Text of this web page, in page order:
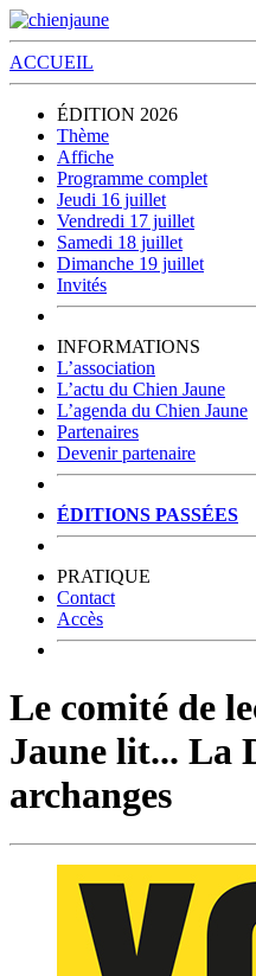
ACCUEIL
ÉDITION 2026
Thème
Affiche
Programme complet
Jeudi 16 juillet
Vendredi 17 juillet
Samedi 18 juillet
Dimanche 19 juillet
Invités
INFORMATIONS
L’association
L’actu du Chien Jaune
L’agenda du Chien Jaune
Partenaires
Devenir partenaire
ÉDITIONS PASSÉES
PRATIQUE
Contact
Accès
Le comité de
Jaune lit... La
archanges